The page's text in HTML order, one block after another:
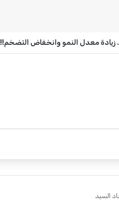
.. زيادة معدل النمو وانخفاض التضخم!!
السيد